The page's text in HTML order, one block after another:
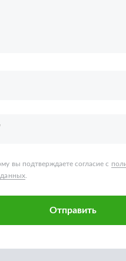
грузовых автомобилей